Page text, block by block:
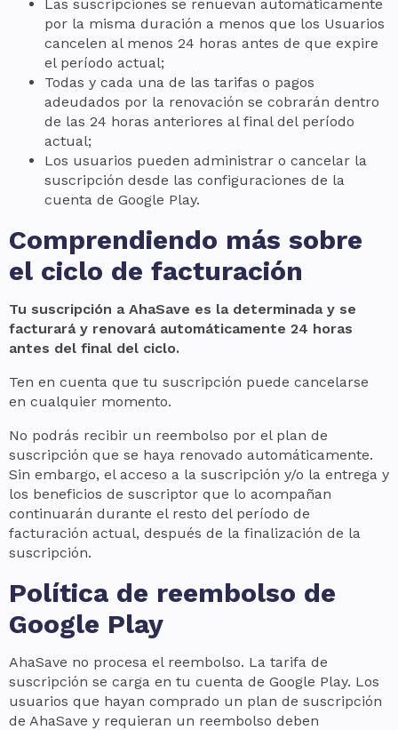
Las suscripciones se renuevan automáticamente
por la misma duración a menos que los Usuarios
cancelen al menos 24 horas antes de que expire
el período actual;
Todas y cada una de las tarifas o pagos
adeudados por la renovación se cobrarán dentro
de las 24 horas anteriores al final del período
actual;
Los usuarios pueden administrar o cancelar la
suscripción desde las configuraciones de la
cuenta de Google Play.
Comprendiendo más sobre
el ciclo de facturación
Tu suscripción a AhaSave es la determinada y se
facturará y renovará automáticamente 24 horas
antes del final del ciclo.
Ten en cuenta que tu suscripción puede cancelarse
en cualquier momento.
No podrás recibir un reembolso por el plan de
suscripción que se haya renovado automáticamente.
Sin embargo, el acceso a la suscripción y/o la entrega y
los beneficios de suscriptor que lo acompañan
continuarán durante el resto del período de
facturación actual, después de la finalización de la
suscripción.
Política de reembolso de
Google Play
AhaSave no procesa el reembolso. La tarifa de
suscripción se carga en tu cuenta de Google Play. Los
usuarios que hayan comprado un plan de suscripción
de AhaSave y requieran un reembolso deben